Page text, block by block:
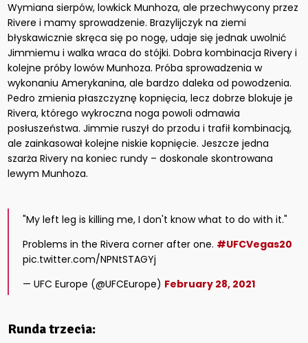
Wymiana sierpów, lowkick Munhoza, ale przechwycony przez
Rivere i mamy sprowadzenie. Brazylijczyk na ziemi
błyskawicznie skręca się po nogę, udaje się jednak uwolnić
Jimmiemu i walka wraca do stójki. Dobra kombinacja Rivery i
kolejne próby lowów Munhoza. Próba sprowadzenia w
wykonaniu Amerykanina, ale bardzo daleka od powodzenia.
Pedro zmienia płaszczyznę kopnięcia, lecz dobrze blokuje je
Rivera, którego wykroczna noga powoli odmawia
posłuszeństwa. Jimmie ruszył do przodu i trafił kombinacją,
ale zainkasował kolejne niskie kopnięcie. Jeszcze jedna
szarża Rivery na koniec rundy – doskonale skontrowana
lewym Munhoza.
"My left leg is killing me, I don't know what to do with it."
Problems in the Rivera corner after one. #UFCVegas20
pic.twitter.com/NPNtSTAGYj
— UFC Europe (@UFCEurope) February 28, 2021
Runda trzecia: